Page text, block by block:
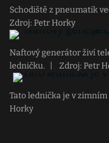
Schodiště z pneumatik
Zdroj: Petr Horky
Naftový generátor živí
ledničku.
Zdroj: Petr
Tato lednička je v
Horky